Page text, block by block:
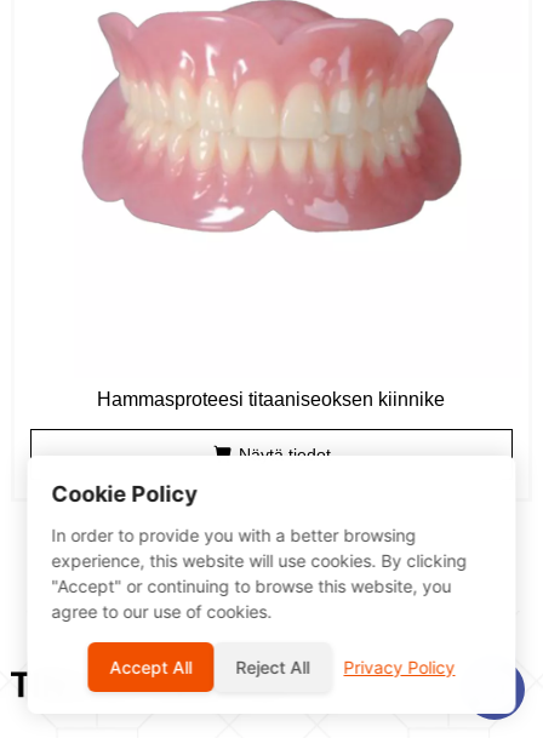
Hammasproteesi titaaniseoksen kiinnike
Näytä tiedot
Cookie Policy
In order to provide you with a better browsing
experience, this website will use cookies. By clicking
"Accept" or continuing to browse this website, you
agree to our use of cookies.
Accept All Reject All Privacy Policy